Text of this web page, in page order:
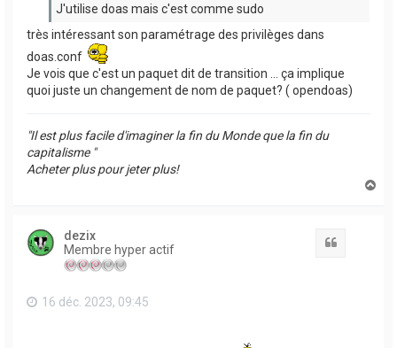
J'utilise doas mais c'est comme sudo
très intéressant son paramétrage des privilèges dans
doas.conf
Je vois que c'est un paquet dit de transition ... ça implique
quoi juste un changement de nom de paquet? ( opendoas)
"Il est plus facile d'imaginer la fin du Monde que la fin du
capitalisme "
Acheter plus pour jeter plus!
dezix
Membre hyper actif
16 déc. 2023, 09:45